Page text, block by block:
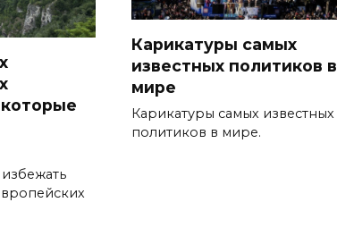
избежать
Карикатуры самых
известных политиков в
мире
Карикатуры самых известных
политиков в мире.